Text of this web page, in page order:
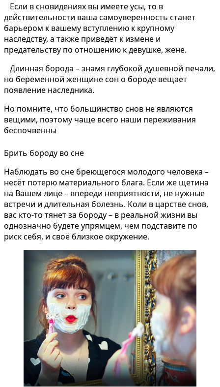
Если в сновидениях вы имеете усы, то в
действительности ваша самоуверенность станет
барьером к вашему вступлению к крупному
наследству, а также приведёт к измене и
предательству по отношению к девушке, жене.
Длинная борода – знамя глубокой душевной печали,
но беременной женщине сон о бороде вещает
появление наследника.
Но помните, что большинство снов не являются
вещими, поэтому чаще всего наши переживания
беспочвенны
Брить бороду во сне
Наблюдать во сне бреющегося молодого человека –
несёт потерю материального блага. Если же щетина
на Вашем лице – впереди неприятности, не нужные
встречи и длительная болезнь. Коли в царстве снов,
вас кто-то тянет за бороду – в реальной жизни вы
однозначно будете упрямцем, чем подставите по
риск себя, и своё близкое окружение.